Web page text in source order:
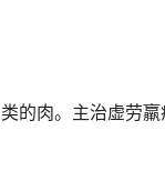
的肉。主治虚劳